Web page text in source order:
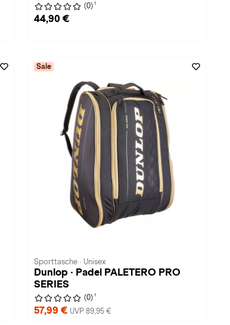
(0) 1
44,90 €
Sale
Sporttasche · Unisex
Dunlop · Padel PALETERO PRO
SERIES
(0) 1
57,99 € UVP 89,95 €